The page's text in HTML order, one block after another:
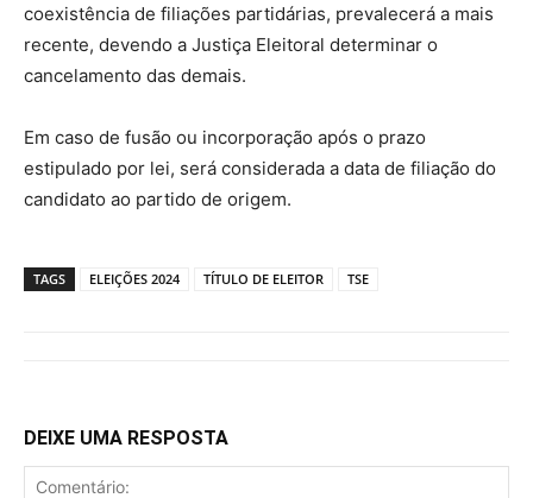
coexistência de filiações partidárias, prevalecerá a mais
recente, devendo a Justiça Eleitoral determinar o
cancelamento das demais.
Em caso de fusão ou incorporação após o prazo
estipulado por lei, será considerada a data de filiação do
candidato ao partido de origem.
TAGS ELEIÇÕES 2024 TÍTULO DE ELEITOR TSE
DEIXE UMA RESPOSTA